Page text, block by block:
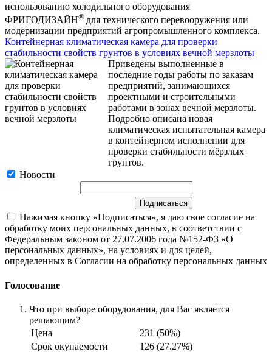
использованию холодильного оборудования
ФРИГОДИЗАЙН® для технического перевооружения или
модернизации предприятий агропромышленного комплекса.
Контейнерная климатическая камера для проверки
стабильности свойств грунтов в условиях вечной мерзлоты
Приведены выполненные в
последние годы работы по заказам
предприятий, занимающихся
проектными и строительными
работами в зонах вечной мерзлоты.
Подробно описана новая
климатическая испытательная камера
в контейнерном исполнении для
проверки стабильности мёрзлых
грунтов.
Новости
Нажимая кнопку «Подписаться», я даю свое согласие на
обработку моих персональных данных, в соответствии с
Федеральным законом от 27.07.2006 года №152-ФЗ «О
персональных данных», на условиях и для целей,
определенных в Согласии на обработку персональных данных
Голосование
Что при выборе оборудования, для Вас является
решающим?
Цена
231 (50%)
Срок окупаемости
126 (27.27%)